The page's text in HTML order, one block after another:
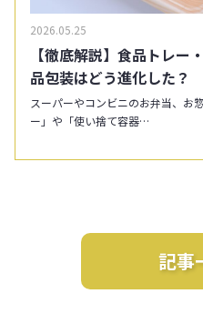
2026.05.25
【徹底解説】食品トレー
品包装はどう進化した？
スーパーやコンビニのお弁当、お
ー」や「使い捨て容器…
記事